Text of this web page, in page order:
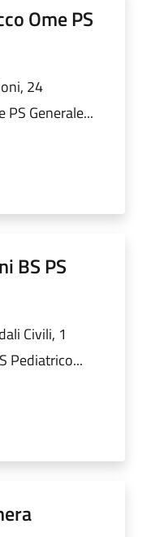
Ome PS
24
Generale...
BS PS
Civili, 1
Pediatrico...